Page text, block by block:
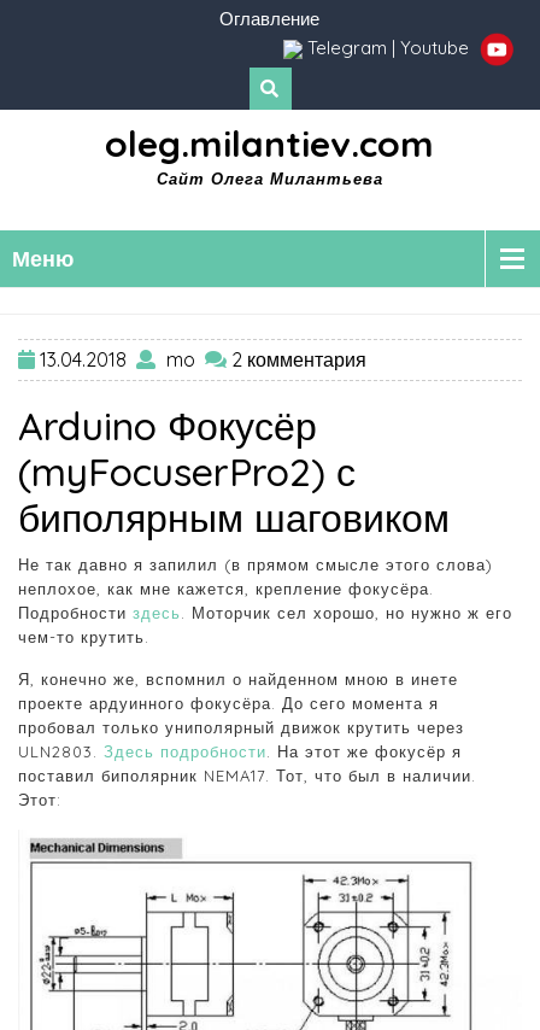
Оглавление
Telegram | Youtube
oleg.milantiev.com
Сайт Олега Милантьева
Меню
13.04.2018 mo 2 комментария
Arduino Фокусёр
(myFocuserPro2) с
биполярным шаговиком
Не так давно я запилил (в прямом смысле этого слова)
неплохое, как мне кажется, крепление фокусёра.
Подробности здесь
. Моторчик сел хорошо, но нужно ж его
чем-то крутить.
Я, конечно же, вспомнил о найденном мною в инете
проекте ардуинного фокусёра. До сего момента я
пробовал только униполярный движок крутить через
ULN2803. Здесь подробности . На этот же фокусёр я
поставил биполярник NEMA17. Тот, что был в наличии.
Этот: